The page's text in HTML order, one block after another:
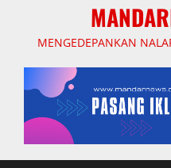
MENGEDEPANKAN